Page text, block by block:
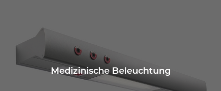
Medizinische Beleuchtung